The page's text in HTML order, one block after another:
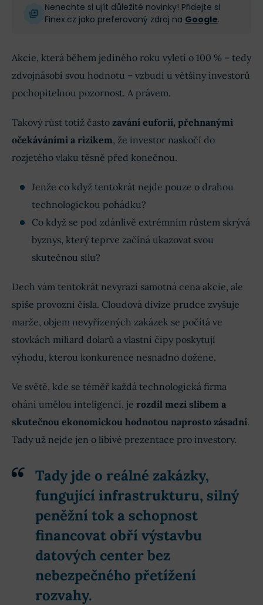
Nenechte si ujít důležité novinky! Přidejte si
Finex.cz jako preferovaný zdroj na Google.
Akcie, která během jediného roku vyletí o 100 % – tedy
zdvojnásobí svou hodnotu – vzbudí u většiny investorů
pochopitelnou pozornost. A právem.
Takový růst totiž často zavání euforií, přehnanými
očekáváními a rizikem, že investor naskočí do
rozjetého vlaku těsně před konečnou.
Jenže co když tentokrát nejde pouze o drahou
technologickou pohádku?
Co když se pod zdánlivě extrémním růstem skrývá
byznys, který teprve začíná ukazovat svou
skutečnou sílu?
Dech vám tentokrát nevyrazí samotná cena akcie, ale
spíše provozní čísla. Cloudová divize prudce zvyšuje
marže, objem nevyřízených zakázek se počítá ve
stovkách miliard dolarů a vlastní čipy poskytují
výhodu, kterou konkurence nesnadno dožene.
Ve světě, kde se téměř každá technologická firma
ohání umělou inteligencí, je rozdíl mezi slibem a
skutečnou ekonomickou hodnotou naprosto zásadní.
Tady už nejde jen o líbivé prezentace pro investory.
Tady jde o reálné zakázky,
fungující infrastrukturu, silný
peněžní tok a schopnost
financovat obří výstavbu
datových center bez
nebezpečného přetížení
rozvahy.